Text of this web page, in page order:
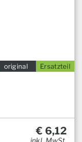
Ersatzteil
original
€ 6,12